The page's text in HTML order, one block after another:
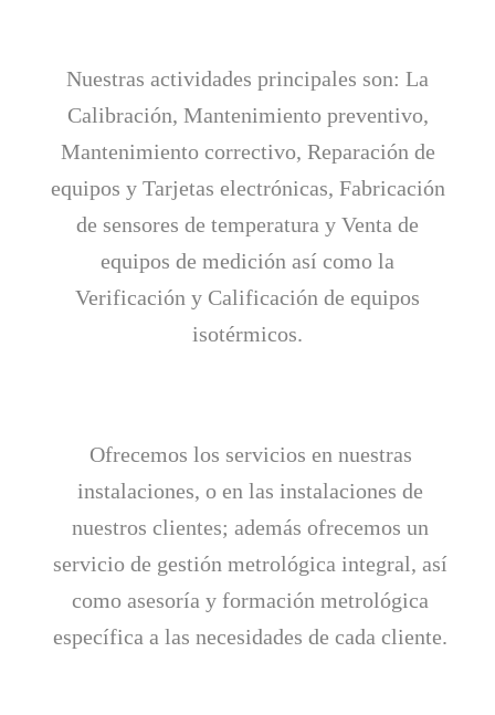
Nuestras actividades principales son: La
Calibración, Mantenimiento preventivo,
Mantenimiento correctivo, Reparación de
equipos y Tarjetas electrónicas, Fabricación
de sensores de temperatura y Venta de
equipos de medición así como la
Verificación y Calificación de equipos
isotérmicos.
Ofrecemos los servicios en nuestras
instalaciones, o en las instalaciones de
nuestros clientes; además ofrecemos un
servicio de gestión metrológica integral, así
como asesoría y formación metrológica
específica a las necesidades de cada cliente.